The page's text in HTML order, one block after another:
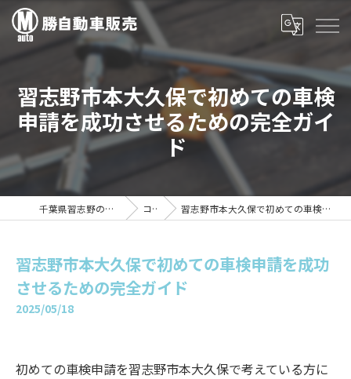
習志野市本大久保で初めての車検
申請を成功させるための完全ガイ
ド
千葉県習志野の車検は勝自動車販売 コラム 習志野市本大久保で初めての車検申請を成功させるための完全ガイド
習志野市本大久保で初めての車検申請を成功
させるための完全ガイド
2025/05/18
初めての車検申請を習志野市本大久保で考えている方に